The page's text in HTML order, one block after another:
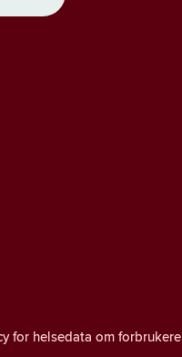
for helsedata om forbrukere